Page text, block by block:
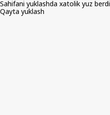
Sahifani yuklashda xatolik yuz berdi
Qayta yuklash